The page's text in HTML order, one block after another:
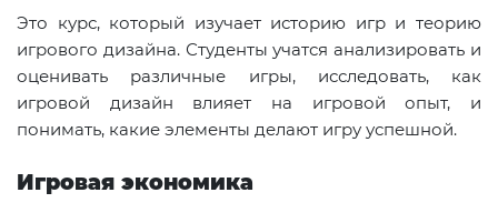
Это курс, который изучает историю игр и теорию
игрового дизайна. Студенты учатся анализировать и
оценивать различные игры, исследовать, как
игровой дизайн влияет на игровой опыт, и
понимать, какие элементы делают игру успешной.
Игровая экономика